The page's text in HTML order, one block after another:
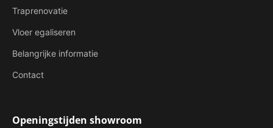
Traprenovatie
Vloer egaliseren
Belangrijke informatie
Contact
Openingstijden showroom